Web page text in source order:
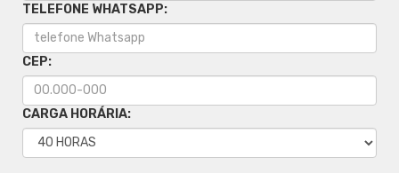
TELEFONE WHATSAPP:
CEP:
CARGA HORÁRIA: